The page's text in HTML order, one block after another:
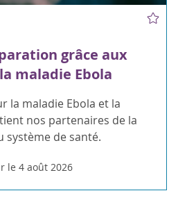
grâce aux
maladie Ebola
la maladie Ebola et la
nos partenaires de la
système de santé.
le 4 août 2026